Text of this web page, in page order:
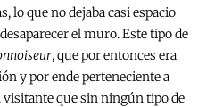
lo que no dejaba casi espacio
el muro. Este tipo de
, que por entonces era
y por ende perteneciente a
visitante que sin ningún tipo de